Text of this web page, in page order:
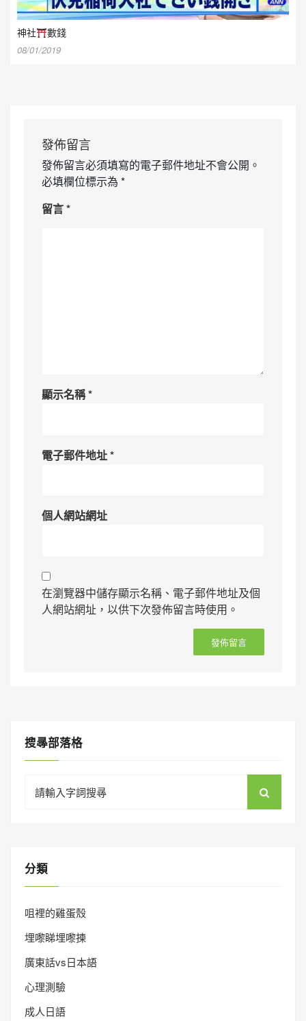
神社 數錢
08/01/2019
發佈留言
發佈留言必須填寫的電子郵件地址不會公開。
必填欄位標示為 *
留言*
顯示名稱*
電子郵件地址*
個人網站網址
在瀏覽器中儲存顯示名稱、電子郵件地址及個
人網站網址，以供下次發佈留言時使用。
搜㝷部落格
for:
分類
咀裡的雞蛋殼
埋嚟睇埋嚟揀
廣東話vs日本語
心理測驗
成人日語